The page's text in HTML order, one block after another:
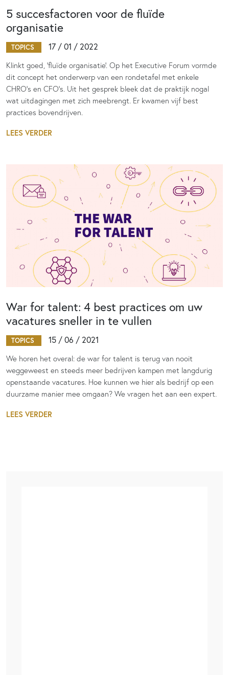
5 succesfactoren voor de fluïde
organisatie
TOPICS 17 / 01 / 2022
Klinkt goed, 'fluïde organisatie'. Op het Executive Forum vormde
dit concept het onderwerp van een rondetafel met enkele
CHRO’s en CFO’s. Uit het gesprek bleek dat de praktijk nogal
wat uitdagingen met zich meebrengt. Er kwamen vijf best
practices bovendrijven.
LEES VERDER
War for talent: 4 best practices om uw
vacatures sneller in te vullen
TOPICS 15 / 06 / 2021
We horen het overal: de war for talent is terug van nooit
weggeweest en steeds meer bedrijven kampen met langdurig
openstaande vacatures. Hoe kunnen we hier als bedrijf op een
duurzame manier mee omgaan? We vragen het aan een expert.
LEES VERDER